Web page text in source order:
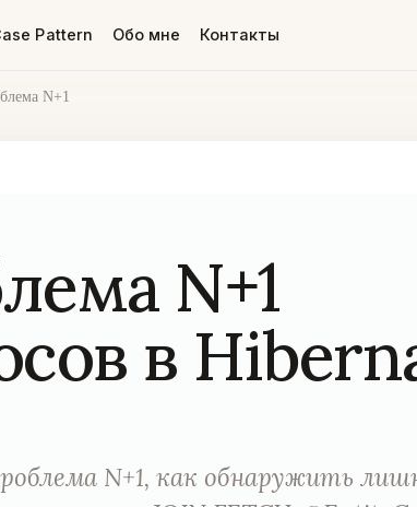
Pattern Обо мне Контакты
N+1
N+1
в
N+1, как обнаружить